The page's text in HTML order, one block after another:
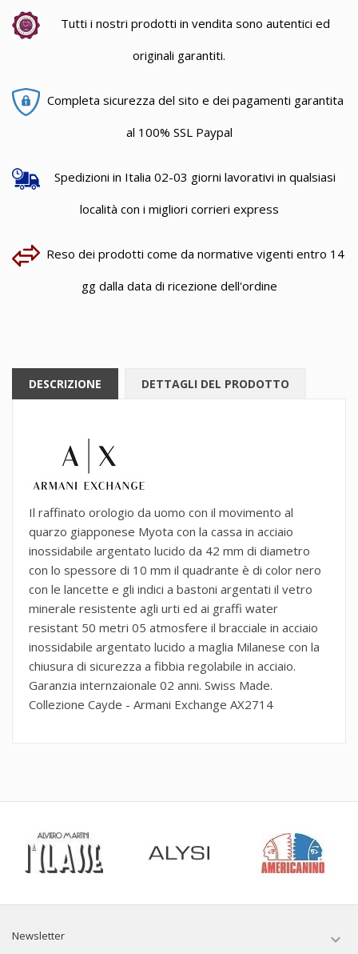
Tutti i nostri prodotti in vendita sono autentici ed
originali garantiti.
Completa sicurezza del sito e dei pagamenti garantita
al 100% SSL Paypal
Spedizioni in Italia 02-03 giorni lavorativi in qualsiasi
località con i migliori corrieri express
Reso dei prodotti come da normative vigenti entro 14
gg dalla data di ricezione dell'ordine
DESCRIZIONE DETTAGLI DEL PRODOTTO
Il raffinato orologio da uomo con il movimento al
quarzo giapponese Myota con la cassa in acciaio
inossidabile argentato lucido da 42 mm di diametro
con lo spessore di 10 mm il quadrante è di color nero
con le lancette e gli indici a bastoni argentati il vetro
minerale resistente agli urti ed ai graffi water
resistant 50 metri 05 atmosfere il bracciale in acciaio
inossidabile argentato lucido a maglia Milanese con la
chiusura di sicurezza a fibbia regolabile in acciaio.
Garanzia internzaionale 02 anni. Swiss Made.
Collezione Cayde - Armani Exchange AX2714
Newsletter 